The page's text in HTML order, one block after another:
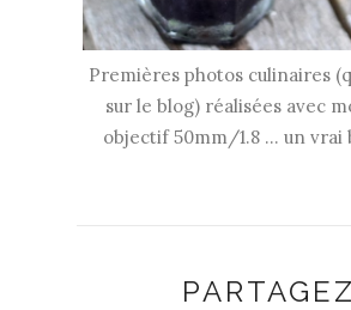
Premières photos culinaires
sur le blog) réalisées avec
objectif 50mm/1.8 ... un vrai
PARTAGEZ